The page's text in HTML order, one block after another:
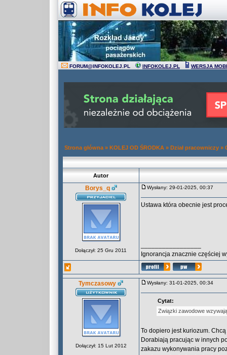
FORUM@INFOKOLEJ.PL INFOKOLEJ.PL WERSJA
Strona główna » KOLEJ OD ŚRODKA » Dział pracowniczy »
Autor
Borys_q
Dołączył: 25 Gru 2011
Wysłany: 29-01-2025, 00:37
Ustawa która obecnie jest
Ignorancja znacznie częściej
Tymczasowy
Dołączył: 15 Lut 2012
Wysłany: 31-01-2025, 00:34
Cytat:
Związki zawodowe
To dopiero jest kuriozum.
Dorabiają pracując w innych
zakazu wykonywania pracy